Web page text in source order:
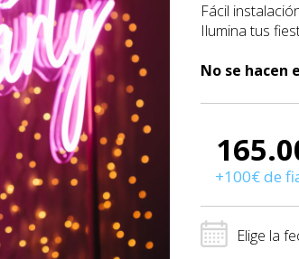
Fácil
Ilumina tus
No se hacen
+100€ de
Elige la